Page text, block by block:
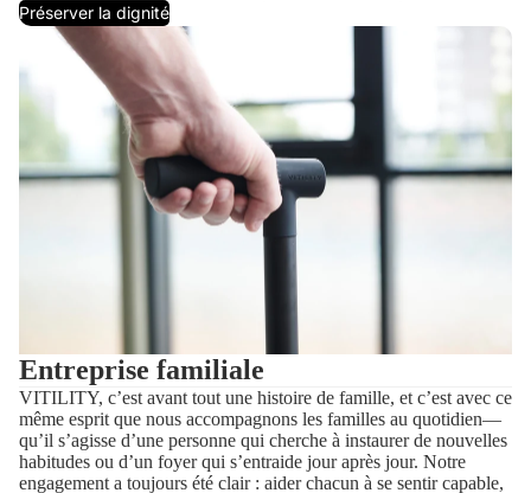
Préserver la dignité
Entreprise familiale
VITILITY, c’est avant tout une histoire de famille, et c’est avec ce
même esprit que nous accompagnons les familles au quotidien—
qu’il s’agisse d’une personne qui cherche à instaurer de nouvelles
habitudes ou d’un foyer qui s’entraide jour après jour. Notre
engagement a toujours été clair : aider chacun à se sentir capable,